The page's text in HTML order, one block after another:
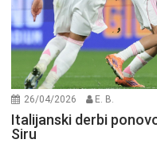
26/04/2026 E. B.
Italijanski derbi
Siru